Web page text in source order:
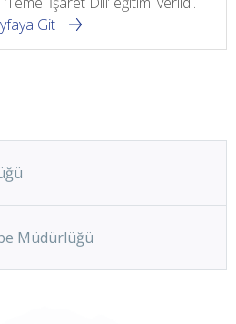
Git
Müdürlüğü